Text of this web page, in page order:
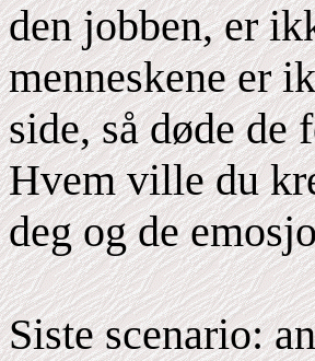
den jobben, er
menneskene er
side, så døde
Hvem ville du
deg og de
Siste scenario: